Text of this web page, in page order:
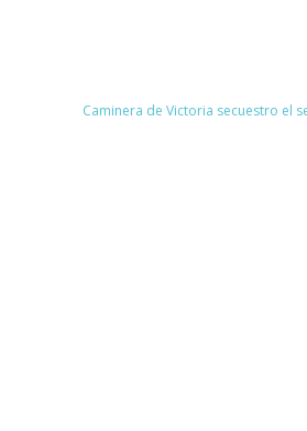
Caminera de Victoria secuestro el